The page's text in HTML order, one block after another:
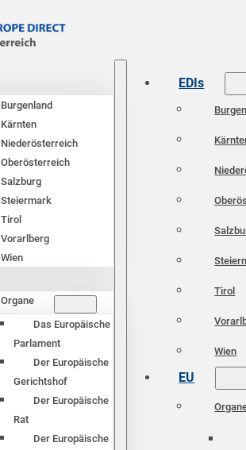
Burgenland
Kärnten
Niederösterreich
Oberösterreich
Salzburg
Steiermark
Tirol
Vorarlberg
Wien
Organe
Das Europäische
Parlament
Der Europäische
Gerichtshof
Der Europäische
Rat
Der Europäische
EDIs
Tirol
Wien
EU